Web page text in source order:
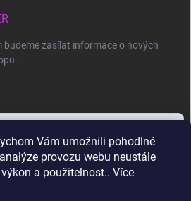
Vám umožnili pohodlné
provozu webu neustále
a použitelnost.. Více
budeme zasílat informace o nových
spodmínkami ochrany osobních údajů